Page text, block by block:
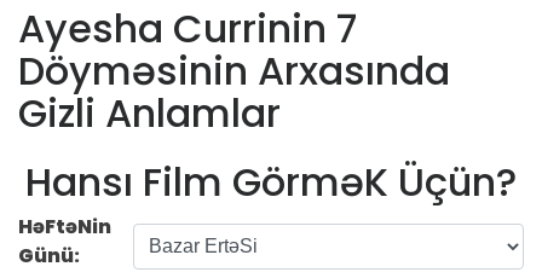
Ayesha Currinin 7
Döyməsinin Arxasında
Gizli Anlamlar
Hansı Film GörməK Üçün?
HəFtəNin
Günü: